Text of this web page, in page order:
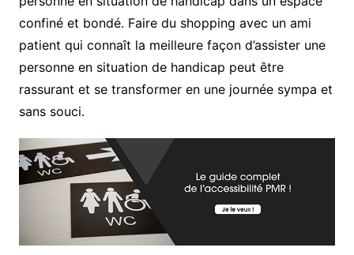
confiné et bondé. Faire du shopping avec un ami
patient qui connaît la meilleure façon d’assister une
personne en situation de handicap peut être
rassurant et se transformer en une journée sympa et
sans souci.